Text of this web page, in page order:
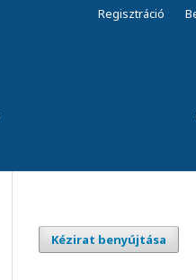
Regisztráció
Kézirat benyújtása